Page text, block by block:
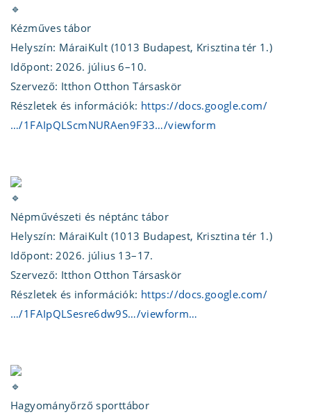
Kézműves tábor
Helyszín: MáraiKult (1013 Budapest, Krisztina tér 1.)
Időpont: 2026. július 6–10.
Szervező: Itthon Otthon Társaskör
Részletek és információk: https://docs.google.com/
…/1FAIpQLScmNURAen9F33…/viewform
Népművészeti és néptánc tábor
Helyszín: MáraiKult (1013 Budapest, Krisztina tér 1.)
Időpont: 2026. július 13–17.
Szervező: Itthon Otthon Társaskör
Részletek és információk: https://docs.google.com/
…/1FAIpQLSesre6dw9S…/viewform…
Hagyományőrző sporttábor